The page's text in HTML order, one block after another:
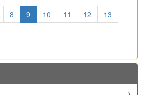
8 9 10 11 12
13